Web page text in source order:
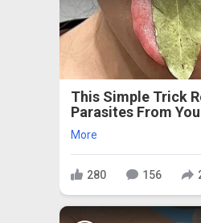
This Simple Trick
Parasites From
More
280 156